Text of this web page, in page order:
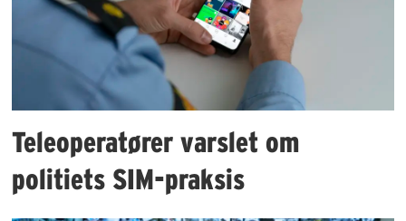
Teleoperatører varslet om
politiets SIM-praksis